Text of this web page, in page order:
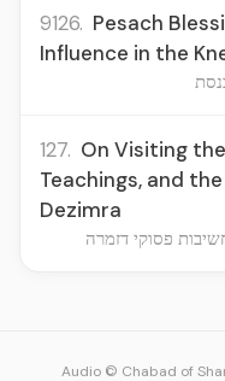
9126. Pesach
Influence in the
127. On Visiting
Teachings, and
Dezimra
פסוקי דזמרה
Audio © Chabad of